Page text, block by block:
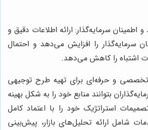
و اطمینان سرمایه‌گذار: ارائه اطلاعات دقیق و
سرمایه‌گذار را افزایش می‌دهد و احتمال
اشتباه را کاهش می‌دهد.
تخصصی و حرفه‌ای برای تهیه طرح توجیهی
بتوانند منابع خود را به شکل بهینه
استراتژیک خود را با اعتماد کامل
شامل ارائه تحلیل‌های بازار، پیش‌بینی